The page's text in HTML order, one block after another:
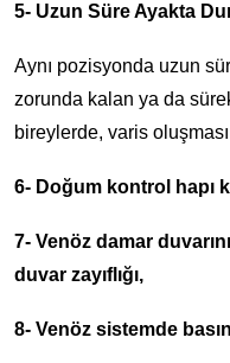
5- Uzun Süre Ayakta
Aynı pozisyonda uzun
zorunda kalan ya da
bireylerde, varis
6- Doğum kontrol hapı
7- Venöz damar
duvar zayıflığı,
8- Venöz sistemde